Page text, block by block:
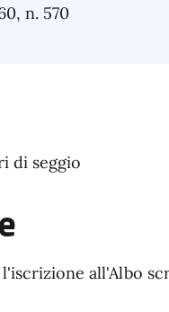
n. 570
di seggio
l'iscrizione all'Albo